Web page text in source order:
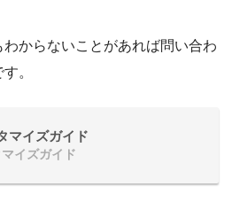
からないことがあれば問い合わ
。
マイズガイド
イズガイド